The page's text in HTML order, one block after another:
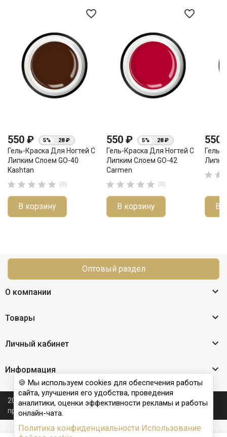
favorite_border
550 ₽ 5% 28 ₽
Гель-Краска Для Ногтей С
Липким Слоем GO-40
Kashtan
     (0)
В корзину
favorite_border
550 ₽ 5% 28 ₽
Гель-Краска Для Ногтей С
Липким Слоем GO-42
Carmen
     (0)
В корзину
550
Гель-
 
В
Оптовый раздел
О компании 
Товары 
Личный кабинет 
Информация 
2026 © Nail Club professional - официальный сайт
производителя бренда для наращивания ногтей
🍪 Мы используем cookies для обеспечения работы
сайта, улучшения его удобства, проведения
аналитики, оценки эффективности рекламы и работы
онлайн-чата.
Политика конфиденциальности Использование